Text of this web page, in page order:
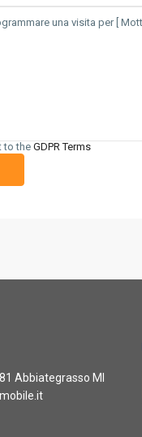
to theGDPR Terms
Abbiategrasso MI